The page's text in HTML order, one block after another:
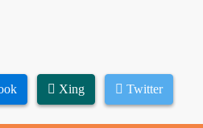
Xing Twitter